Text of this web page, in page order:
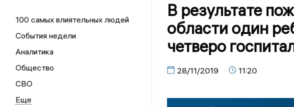
100 самых влиятельных людей
События недели
Аналитика
Общество
СВО
В результате
области один
четверо
28/11/2019 11:20